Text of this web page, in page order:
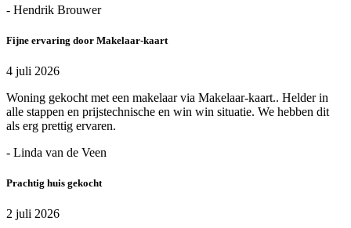
- Hendrik Brouwer
Fijne ervaring door Makelaar-kaart
4 juli 2026
Woning gekocht met een makelaar via Makelaar-kaart.. Helder in
alle stappen en prijstechnische en win win situatie. We hebben dit
als erg prettig ervaren.
- Linda van de Veen
Prachtig huis gekocht
2 juli 2026